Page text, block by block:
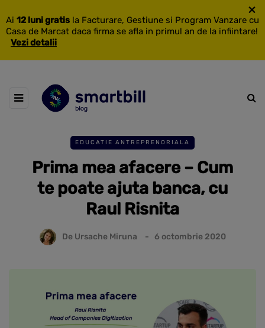
Ai 12 luni gratis la Facturare, Gestiune si Program Vanzare cu
Casa de Marcat daca firma se afla in primul an de la infiintare!
Vezi detalii
×
EDUCATIE ANTREPRENORIALA
Prima mea afacere – Cum
te poate ajuta banca, cu
Raul Risnita
De Ursache Miruna 6 octombrie 2020